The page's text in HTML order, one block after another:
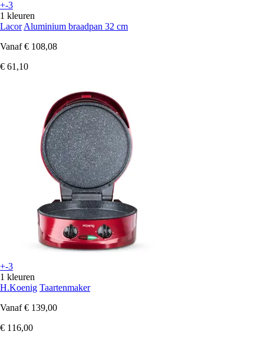
+-3
1 kleuren
Lacor Aluminium braadpan 32 cm
Vanaf € 108,08
€ 61,10
+-3
1 kleuren
H.Koenig Taartenmaker
Vanaf € 139,00
€ 116,00